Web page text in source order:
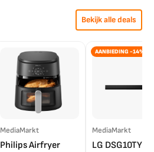
Bekijk alle deals
MediaMarkt
Philips Airfryer
AANBIEDING -14%
MediaMarkt
LG DSG10TY